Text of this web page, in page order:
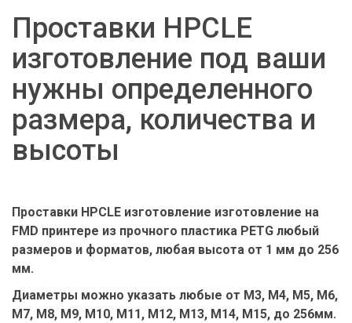
Проставки HPCLE
изготовление под ваши
нужны определенного
размера, количества и
высоты
Проставки HPCLE изготовление изготовление на
FMD принтере из прочного пластика PETG любый
размеров и форматов, любая высота от 1 мм до 256
мм.
Диаметры можно указать любые от М3, М4, М5, М6,
М7, М8, М9, М10, М11, М12, М13, М14, М15, до 256мм.